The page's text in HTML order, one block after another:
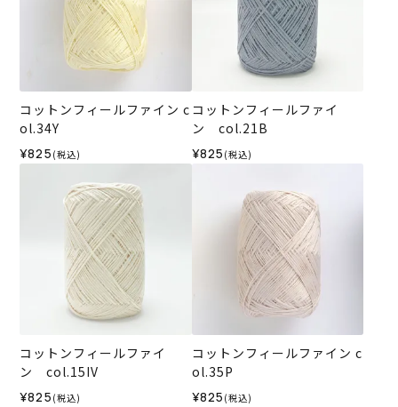
コットンフィールファイン c
ol.34Y
¥825 (税込)
コットンフィールファイ
ン col.21B
¥825 (税込)
コットンフィールファイ
ン col.15IV
¥825 (税込)
コットンフィールファイン c
ol.35P
¥825 (税込)